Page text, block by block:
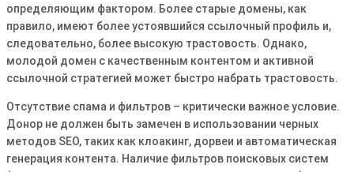
определяющим фактором․ Более старые домены, как
правило, имеют более устоявшийся ссылочный профиль и,
следовательно, более высокую трастовость․ Однако,
молодой домен с качественным контентом и активной
ссылочной стратегией может быстро набрать трастовость․
Отсутствие спама и фильтров – критически важное условие․
Донор не должен быть замечен в использовании черных
методов SEO, таких как клоакинг, дорвеи и автоматическая
генерация контента․ Наличие фильтров поисковых систем